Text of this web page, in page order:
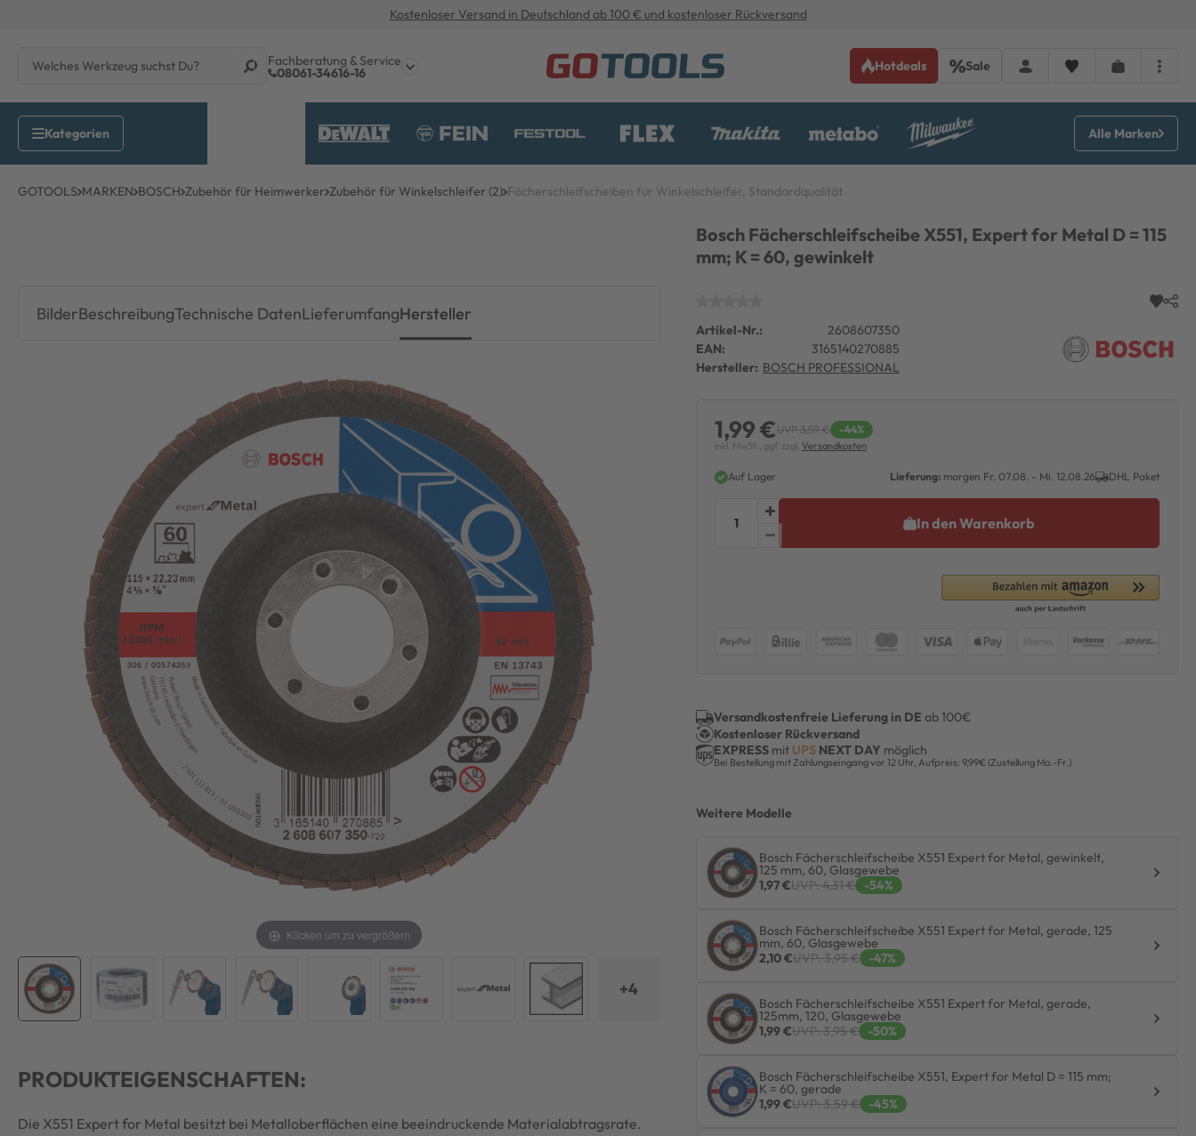
Kostenloser Versand in Deutschland ab 100 € und kostenloser Rückversand
Fachberatung & Service
08061-34616-16 Hotdeals Sale
Alle Marken
GOTOOLS MARKEN BOSCH Zubehör für Heimwerker Zubehör für Winkelschleifer (2) Fächerschleifscheiben für Winkelschleifer, Standardqualität
BilderBeschreibungTechnische DatenLieferumfangHersteller
Klicken um zu vergrößern
+4
PRODUKTEIGENSCHAFTEN:
Die X551 Expert for Metal besitzt bei Metalloberflächen eine beeindruckende Materialabtragsrate.
Bosch Fächerschleifscheibe X551, Expert for Metal D = 115
mm; K = 60, gewinkelt
Artikel-Nr.:
2608607350
EAN:
3165140270885
Hersteller: BOSCH PROFESSIONAL
1,99 €UVP 3,59 € -44%
inkl. MwSt., ggf. zzgl. Versandkosten
Auf Lager Lieferung: morgen Fr. 07.08. - Mi. 12.08.26 DHL Paket
In den Warenkorb
Versandkostenfreie Lieferung in DE ab 100€
Kostenloser Rückversand
EXPRESS mit UPS NEXT DAY möglich
Bei Bestellung mit Zahlungseingang vor 12 Uhr, Aufpreis: 9,99€ (Zustellung Mo.-Fr.)
Weitere Modelle
Bosch Fächerschleifscheibe X551 Expert for Metal, gewinkelt,
125 mm, 60, Glasgewebe
1,97 €UVP: 4,31 € -54%
Bosch Fächerschleifscheibe X551 Expert for Metal, gerade, 125
mm, 60, Glasgewebe
2,10 €UVP: 3,95 € -47%
Bosch Fächerschleifscheibe X551 Expert for Metal, gerade,
125mm, 120, Glasgewebe
1,99 €UVP: 3,95 € -50%
Bosch Fächerschleifscheibe X551, Expert for Metal D = 115 mm;
K = 60, gerade
1,99 €UVP: 3,59 € -45%